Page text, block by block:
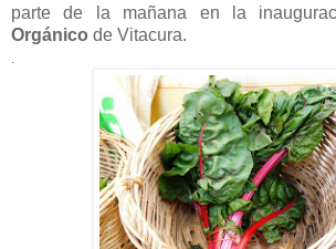
parte de la mañana en la
Orgánico de Vitacura.
.